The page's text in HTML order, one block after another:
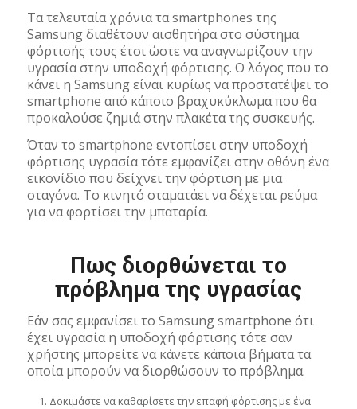
Τα τελευταία χρόνια τα smartphones της
Samsung διαθέτουν αισθητήρα στο σύστημα
φόρτισής τους έτσι ώστε να αναγνωρίζουν την
υγρασία στην υποδοχή φόρτισης. Ο λόγος που το
κάνει η Samsung είναι κυρίως να προστατέψει το
smartphone από κάποιο βραχυκύκλωμα που θα
προκαλούσε ζημιά στην πλακέτα της συσκευής.
Όταν το smartphone εντοπίσει στην υποδοχή
φόρτισης υγρασία τότε εμφανίζει στην οθόνη ένα
εικονίδιο που δείχνει την φόρτιση με μια
σταγόνα. Το κινητό σταματάει να δέχεται ρεύμα
για να φορτίσει την μπαταρία.
Πως διορθώνεται το
πρόβλημα της υγρασίας
Εάν σας εμφανίσει το Samsung smartphone ότι
έχει υγρασία η υποδοχή φόρτισης τότε σαν
χρήστης μπορείτε να κάνετε κάποια βήματα τα
οποία μπορούν να διορθώσουν το πρόβλημα.
Δοκιμάστε να καθαρίσετε την επαφή φόρτισης με ένα